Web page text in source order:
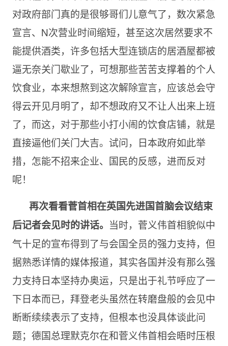
对政府部门真的是很够哥们儿意气了，数次紧急
宣言、N次营业时间缩短，甚至这次居然要求不
能提供酒类，许多包括大型连锁店的居酒屋都被
逼无奈关门歇业了，可想那些苦苦支撑着的个人
饮食业，本来想熬到这次解除宣言，应该总会守
得云开见月明了，却不想政府又不让人出来上班
了，而这，对于那些小打小闹的饮食店铺，就是
直接逼他们关门大吉。试问，日本政府如此举
措，怎能不招来企业、国民的反感，进而反对
呢！
再次看看菅首相在英国先进国首脑会议结束
后记者会见时的讲话。 当时，菅义伟首相貌似中
气十足的宣布得到了与会国全员的强力支持，但
据熟悉详情的媒体报道，其实各国并没有那么强
力支持日本坚持办奥运，只是出于礼节呼应了一
下日本而已，拜登老头虽然在转磨盘般的会见中
断断续续表示了支持，但根本也没具体谈此问
题；德国总理默克尔在和菅义伟首相会晤时压根